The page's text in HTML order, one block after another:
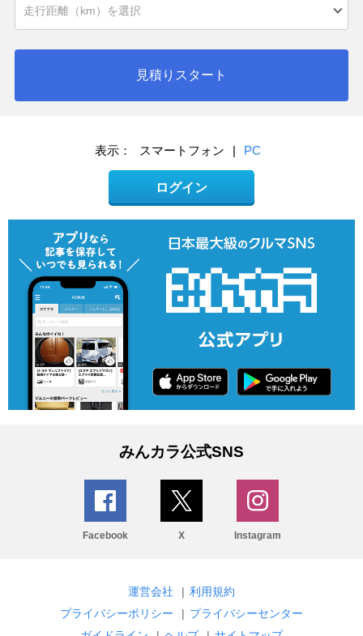
見積りスタート
表示： スマートフォン | PC
ログイン
みんカラ公式SNS
Facebook X Instagram
運営会社 | 利用規約
プライバシーポリシー
| プライバシーセンター